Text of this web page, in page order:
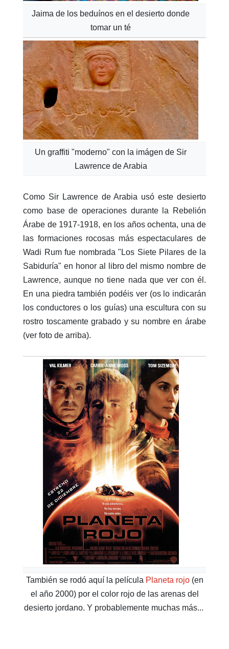
Jaima de los beduínos en el desierto donde
tomar un té
Un graffiti "moderno" con la imágen de Sir
Lawrence de Arabia
Como Sir Lawrence de Arabia usó este desierto
como base de operaciones durante la Rebelión
Árabe de 1917-1918, en los años ochenta, una de
las formaciones rocosas más espectaculares de
Wadi Rum fue nombrada "Los Siete Pilares de la
Sabiduría" en honor al libro del mismo nombre de
Lawrence, aunque no tiene nada que ver con él.
En una piedra también podéis ver (os lo indicarán
los conductores o los guías) una escultura con su
rostro toscamente grabado y su nombre en árabe
(ver foto de arriba).
También se rodó aquí la película Planeta rojo(en
el año 2000) por el color rojo de las arenas del
desierto jordano. Y probablemente muchas más...